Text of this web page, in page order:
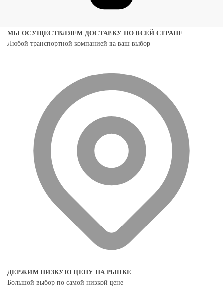
МЫ ОСУЩЕСТВЛЯЕМ ДОСТАВКУ ПО ВСЕЙ СТРАНЕ
Любой транспортной компанией на ваш выбор
ДЕРЖИМ НИЗКУЮ ЦЕНУ НА РЫНКЕ
Большой выбор по самой низкой цене